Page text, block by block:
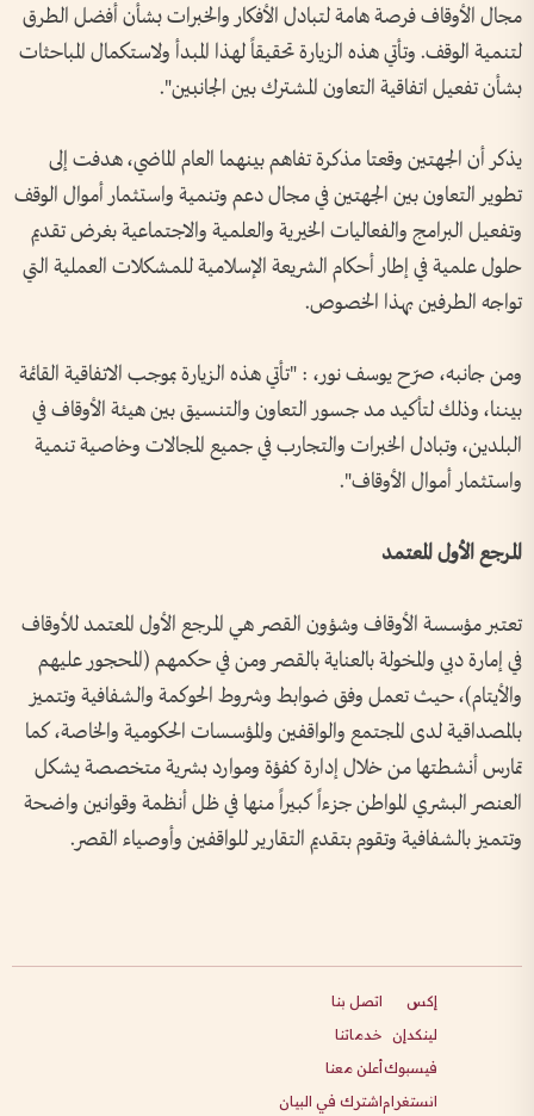
مجال الأوقاف فرصة هامة لتبادل الأفكار والخبرات بشأن أفضل الطرق
لتنمية الوقف. وتأتي هذه الزيارة تحقيقاً لهذا المبدأ ولاستكمال المباحثات
بشأن تفعيل اتفاقية التعاون المشترك بين الجانبين".
يذكر أن الجهتين وقعتا مذكرة تفاهم بينهما العام الماضي، هدفت إلى
تطوير التعاون بين الجهتين في مجال دعم وتنمية واستثمار أموال الوقف
وتفعيل البرامج والفعاليات الخيرية والعلمية والاجتماعية بغرض تقديم
حلول علمية في إطار أحكام الشريعة الإسلامية للمشكلات العملية التي
تواجه الطرفين بهذا الخصوص.
ومن جانبه، صرّح يوسف نور، : "تأتي هذه الزيارة بموجب الاتفاقية القائمة
بيننا، وذلك لتأكيد مد جسور التعاون والتنسيق بين هيئة الأوقاف في
البلدين، وتبادل الخبرات والتجارب في جميع المجالات وخاصية تنمية
واستثمار أموال الأوقاف".
المرجع الأول المعتمد
تعتبر مؤسسة الأوقاف وشؤون القصر هي المرجع الأول المعتمد للأوقاف
في إمارة دبي والمخولة بالعناية بالقصر ومن في حكمهم (المحجور عليهم
والأيتام)، حيث تعمل وفق ضوابط وشروط الحوكمة والشفافية وتتميز
بالمصداقية لدى المجتمع والواقفين والمؤسسات الحكومية والخاصة، كما
تمارس أنشطتها من خلال إدارة كفؤة وموارد بشرية متخصصة يشكل
العنصر البشري المواطن جزءاً كبيراً منها في ظل أنظمة وقوانين واضحة
وتتميز بالشفافية وتقوم بتقديم التقارير للواقفين وأوصياء القصر.
إكس
لينكدإن
فيسبوك
انستغرام
اتصل بنا
خدماتنا
أعلن معنا
اشترك في البيان